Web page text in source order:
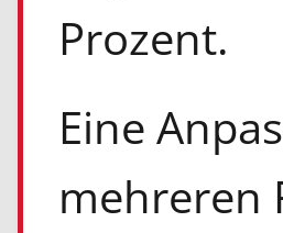
Prozent.
Eine
mehreren